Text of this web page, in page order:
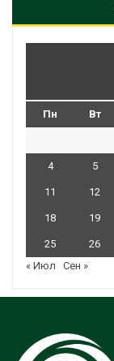
Пн Вт
4 5
11 12
18 19
25 26
« Июл
Сен »